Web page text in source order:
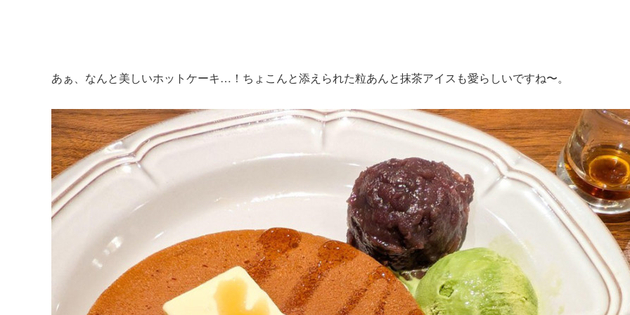
あぁ、なんと美しいホットケーキ…！ちょこんと添えられた粒あんと抹茶アイスも愛らしいですね〜。